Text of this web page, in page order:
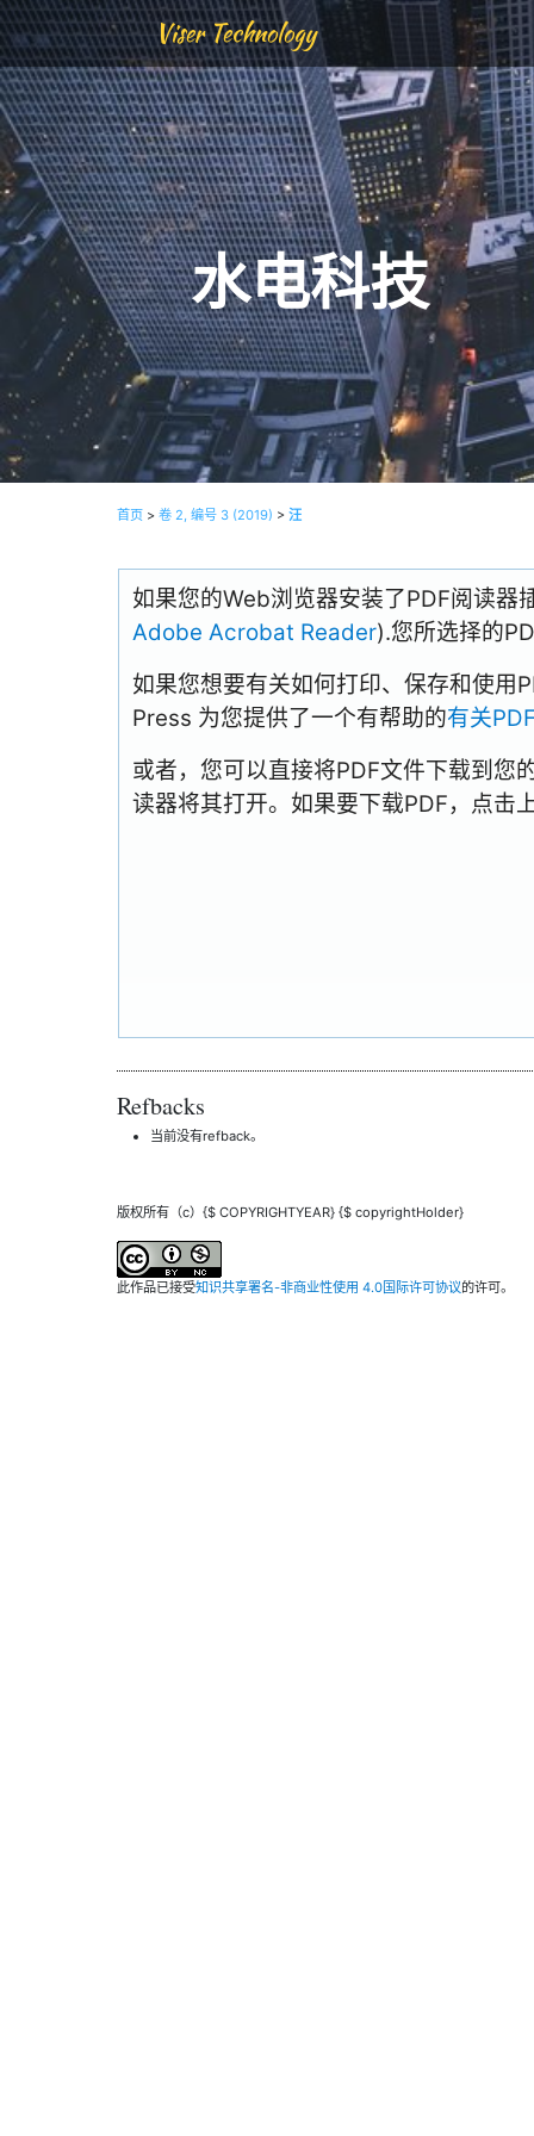
Viser Technology
水电科技
首页 > 卷 2, 编号 3 (2019) > 汪
如果您的Web浏览器安装了PDF阅读器
Adobe Acrobat Reader).您所选择的
如果您想要有关如何打印、保存和使用
Press 为您提供了一个有帮助的有关
或者，您可以直接将PDF文件下载到您
读器将其打开。如果要下载PDF，点击
Refbacks
当前没有refback。
版权所有（c）{$ COPYRIGHTYEAR} {$ copyrightHolder}
此作品已接受知识共享署名-非商业性使用 4.0国际许可协议的许可。